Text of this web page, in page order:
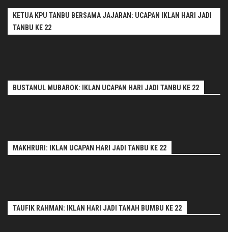
KETUA KPU TANBU BERSAMA JAJARAN: UCAPAN IKLAN HARI JADI
TANBU KE 22
BUSTANUL MUBAROK: IKLAN UCAPAN HARI JADI TANBU KE 22
MAKHRURI: IKLAN UCAPAN HARI JADI TANBU KE 22
TAUFIK RAHMAN: IKLAN HARI JADI TANAH BUMBU KE 22